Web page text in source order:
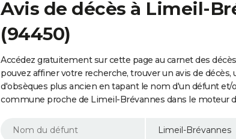
Avis de décès à Limeil-
(94450)
Accédez gratuitement sur cette page au carnet des
pouvez affiner votre recherche, trouver un avis de décès,
d'obsèques plus ancien en tapant le nom d'un défunt et/
commune proche de Limeil-Brévannes dans le moteur